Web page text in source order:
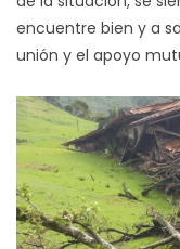
encuentre bien y a
unión y el apoyo